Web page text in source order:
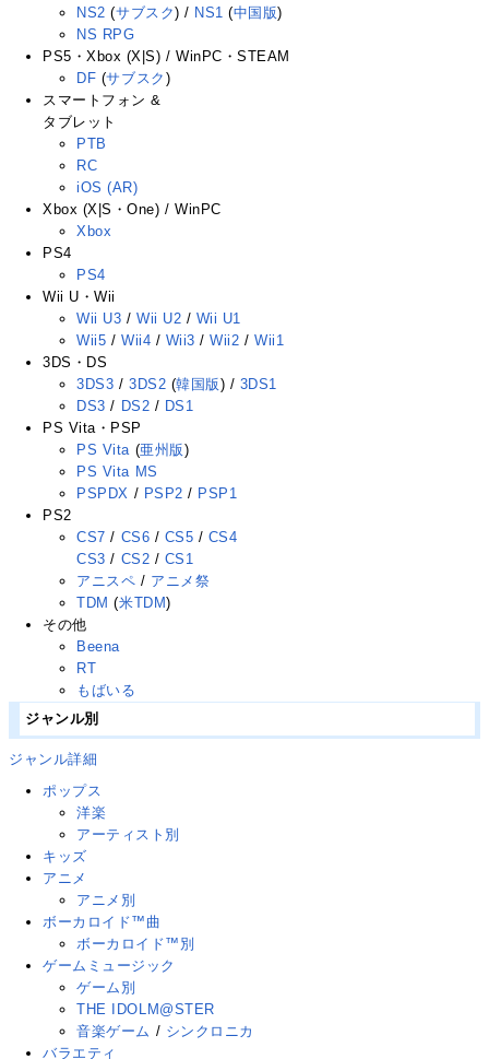
NS2 (サブスク) / NS1 (中国版)
NS RPG
PS5・Xbox (X|S) / WinPC・STEAM
DF (サブスク )
スマートフォン &
タブレット
PTB
RC
iOS (AR)
Xbox (X|S・One) / WinPC
Xbox
PS4
PS4
Wii U・Wii
Wii U3 /Wii U2 / Wii U1
Wii5 /Wii4 / Wii3 /Wii2 / Wii1
3DS・DS
3DS3 /3DS2 (韓国版) / 3DS1
DS3 / DS2 / DS1
PS Vita・PSP
PS Vita (亜州版)
PS Vita MS
PSPDX / PSP2 / PSP1
PS2
CS7 / CS6 / CS5 / CS4
CS3 / CS2 / CS1
アニスペ / アニメ祭
TDM (米TDM)
その他
Beena
RT
もばいる
ジャンル別
ジャンル詳細
ポップス
洋楽
アーティスト別
キッズ
アニメ
アニメ別
ボーカロイド™曲
ボーカロイド™別
ゲームミュージック
ゲーム別
THE IDOLM@STER
音楽ゲーム / シンクロニカ
バラエティ